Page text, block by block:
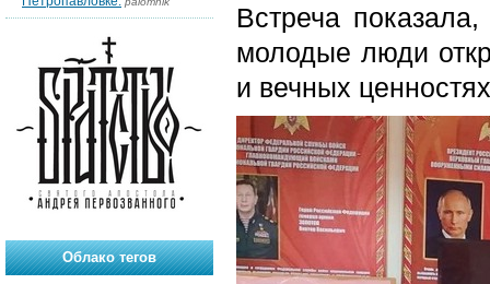
Встреча
молодые люди
и вечных
Облако тегов